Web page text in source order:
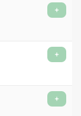
+
+
+